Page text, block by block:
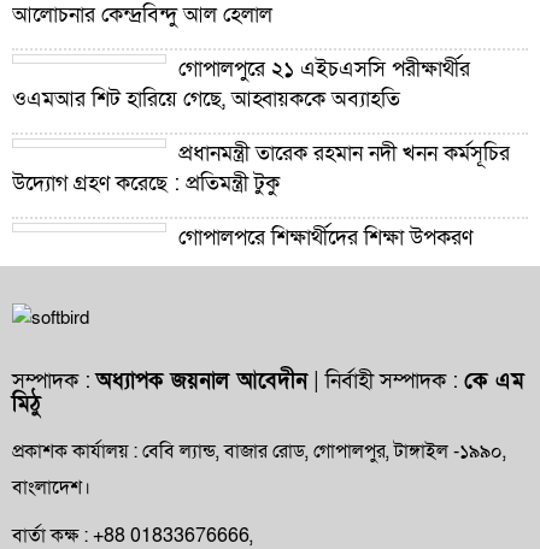
আলোচনার কেন্দ্রবিন্দু আল হেলাল
গোপালপুরে ২১ এইচএসসি পরীক্ষার্থীর
ওএমআর শিট হারিয়ে গেছে, আহ্বায়ককে অব্যাহতি
প্রধানমন্ত্রী তারেক রহমান নদী খনন কর্মসূচির
উদ্যোগ গ্রহণ করেছে : প্রতিমন্ত্রী টুকু
গোপালপুরে শিক্ষার্থীদের শিক্ষা উপকরণ
বিতরণ ও শ্রেষ্ঠ প্রধান শিক্ষকদের সংবর্ধনা
দুর্নীতি ও অনিয়মের অভিযোগ
অফিসারের বিদায় সংবর্ধনা
সম্পাদক :অধ্যাপক জয়নাল আবেদীন| নির্বাহী সম্পাদক : কে এম
মিঠু
প্রকাশক কার্যালয় : বেবি ল্যান্ড, বাজার রোড, গোপালপুর, টাঙ্গাইল -১৯৯০,
বাংলাদেশ।
বার্তা কক্ষ : +88 01833676666,